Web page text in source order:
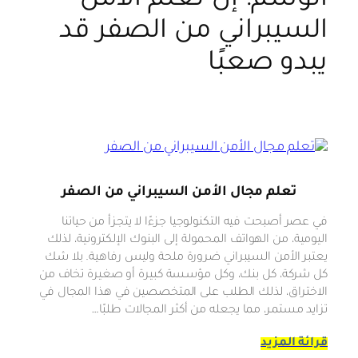
السيبراني من الصفر قد
يبدو صعبًا
تعلم مجال الأمن السيبراني من الصفر
في عصر أصبحت فيه التكنولوجيا جزءًا لا يتجزأ من حياتنا
اليومية، من الهواتف المحمولة إلى البنوك الإلكترونية، لذلك
يعتبر الأمن السيبراني ضرورة ملحة وليس رفاهية. بلا شك
كل شركة، كل بنك، وكل مؤسسة كبيرة أو صغيرة تخاف من
الاختراق، لذلك الطلب على المتخصصين في هذا المجال في
تزايد مستمر، مما يجعله من أكثر المجالات طلبًا…
قرائة المزيد